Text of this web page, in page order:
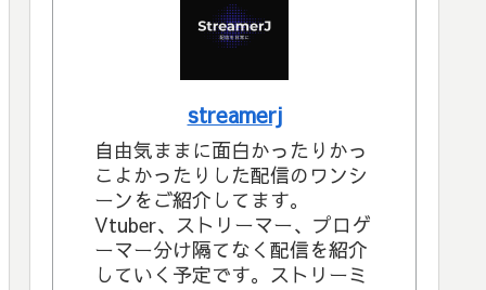
streamerj
自由気ままに面白かったりかっ
こよかったりした配信のワンシ
ーンをご紹介してます。
Vtuber、ストリーマー、プロゲ
ーマー分け隔てなく配信を紹介
していく予定です。ストリーミ